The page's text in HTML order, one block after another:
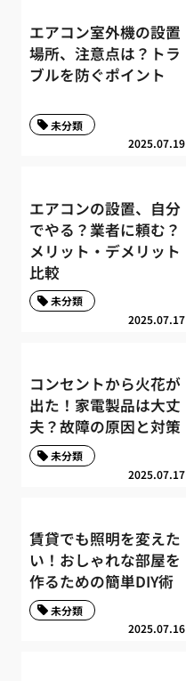
エアコン室外機の設置
場所、注意点は？トラ
ブルを防ぐポイント
2025.07.19
未分類
エアコンの設置、自分
でやる？業者に頼む？
メリット・デメリット
比較
2025.07.17
未分類
コンセントから火花が
出た！家電製品は大丈
夫？故障の原因と対策
2025.07.17
未分類
賃貸でも照明を変えた
い！おしゃれな部屋を
作るための簡単DIY術
2025.07.16
未分類